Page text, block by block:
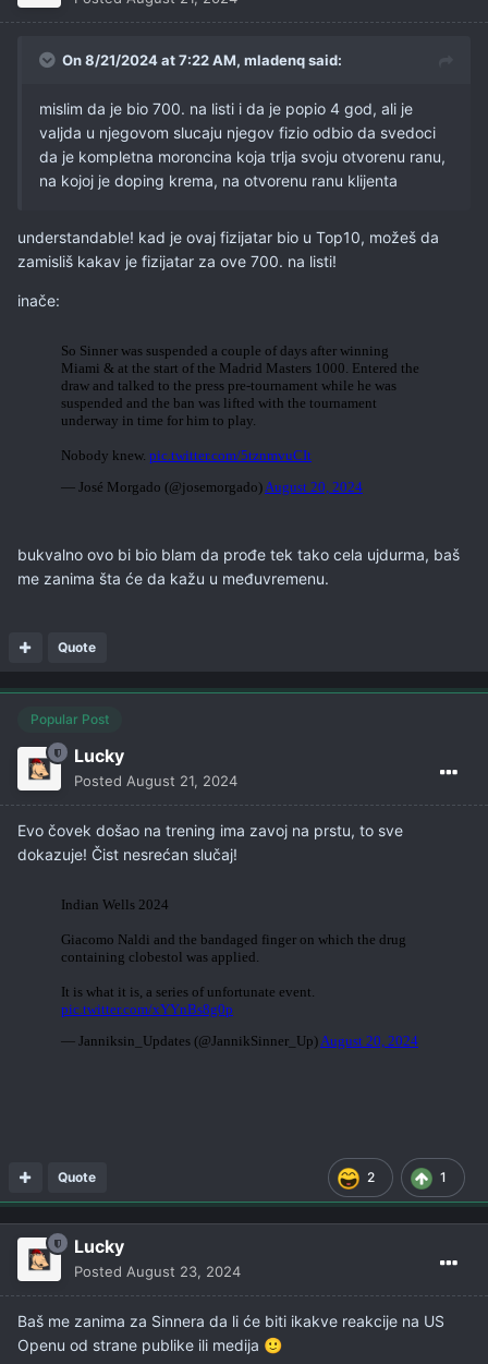
On 8/21/2024 at 7:22 AM, mladenqsaid:
mislim da je bio 700. na listi i da je popio 4 god, ali je
valjda u njegovom slucaju njegov fizio odbio da svedoci
da je kompletna moroncina koja trlja svoju otvorenu ranu,
na kojoj je doping krema, na otvorenu ranu klijenta
understandable! kad je ovaj fizijatar bio u Top10, možeš da
zamisliš kakav je fizijatar za ove 700. na listi!
inače:
bukvalno ovo bi bio blam da prođe tek tako cela ujdurma, baš
me zanima šta će da kažu u međuvremenu.
Quote
Popular Post
Lucky
Posted August 21, 2024
Evo čovek došao na trening ima zavoj na prstu, to sve
dokazuje! Čist nesrećan slučaj!
2 1
Quote
Lucky
Posted August 23, 2024
Baš me zanima za Sinnera da li će biti ikakve reakcije na US
Openu od strane publike ili medija 🙂